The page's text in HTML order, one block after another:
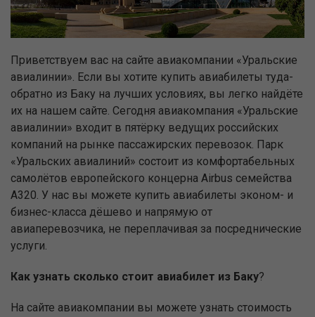
Приветствуем вас на сайте авиакомпании «Уральские
авиалинии». Если вы хотите купить авиабилеты туда-
обратно из Баку на лучших условиях, вы легко найдёте
их на нашем сайте. Сегодня авиакомпания «Уральские
авиалинии» входит в пятёрку ведущих российских
компаний на рынке пассажирских перевозок. Парк
«Уральских авиалиний» состоит из комфортабельных
самолётов европейского концерна Airbus семейства
А320. У нас вы можете купить авиабилеты эконом- и
бизнес-класса дёшево и напрямую от
авиаперевозчика, не переплачивая за посреднические
услуги.
Как узнать сколько стоит авиабилет из Баку?
На сайте авиакомпании вы можете узнать стоимость